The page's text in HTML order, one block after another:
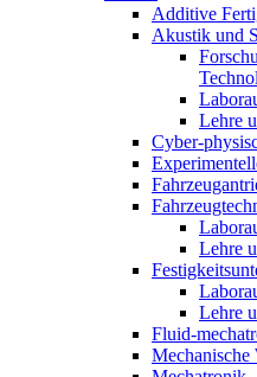
Additive
Akustik und
Lehre
Cyber-
Lehre
Lehre
Fluid-
Mechanische